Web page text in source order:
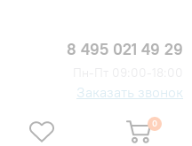
8 495 021 49 29
Заказать звонок
0